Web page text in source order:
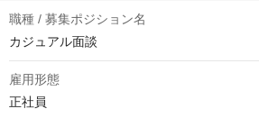
職種 / 募集ポジション名
カジュアル面談
雇用形態
正社員